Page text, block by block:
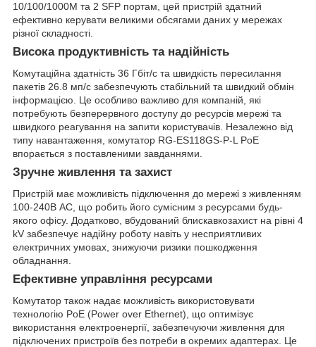
10/100/1000M та 2 SFP портам, цей пристрій здатний
ефективно керувати великими обсягами даних у мережах
різної складності.
Висока продуктивність та надійність
Комутаційна здатність 36 Гбіт/с та швидкість пересилання
пакетів 26.8 мп/с забезпечують стабільний та швидкий обмін
інформацією. Це особливо важливо для компаній, які
потребують безперервного доступу до ресурсів мережі та
швидкого реагування на запити користувачів. Незалежно від
типу навантаження, комутатор RG-ES118GS-P-L PoE
впорається з поставленими завданнями.
Зручне живлення та захист
Пристрій має можливість підключення до мережі з живленням
100-240В AC, що робить його сумісним з ресурсами будь-
якого офісу. Додатково, вбудований блискавкозахист на рівні 4
kV забезпечує надійну роботу навіть у несприятливих
електричних умовах, знижуючи ризики пошкодження
обладнання.
Ефективне управління ресурсами
Комутатор також надає можливість використовувати
технологію PoE (Power over Ethernet), що оптимізує
використання електроенергії, забезпечуючи живлення для
підключених пристроїв без потреби в окремих адаптерах. Це